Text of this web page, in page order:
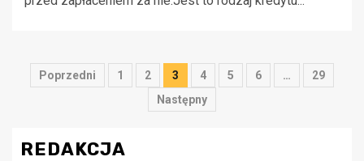
Stronicowanie
Poprzedni 1 2 3 4 5 6 …
29
Następny
REDAKCJA